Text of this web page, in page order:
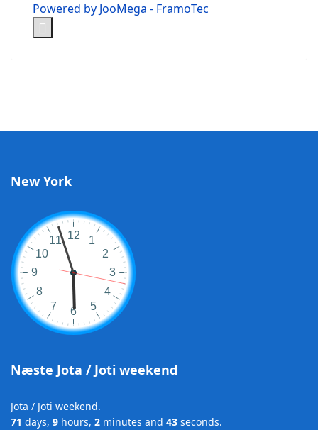
Powered by JooMega - FramoTec
New York
Næste Jota / Joti weekend
Jota / Joti weekend.
71 days, 9 hours, 2 minutes and 42 seconds.